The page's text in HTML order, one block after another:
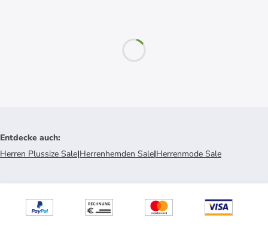
Entdecke auch:
Herren Plussize Sale|Herrenhemden Sale|Herrenmode Sale